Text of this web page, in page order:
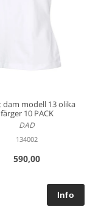
dam modell 13 olika
färger 10 PACK
DAD
134002
590,00